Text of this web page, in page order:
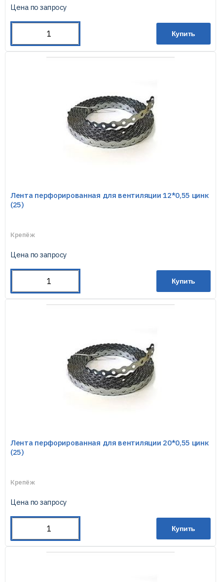
Цена по запросу
Купить
Лента перфорированная для вентиляции 12*0,55 цинк
(25)
Крепёж
Цена по запросу
Купить
Лента перфорированная для вентиляции 20*0,55 цинк
(25)
Крепёж
Цена по запросу
Купить